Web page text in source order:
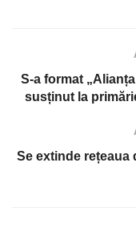
S-a format
susținut la
Se extinde rețeaua